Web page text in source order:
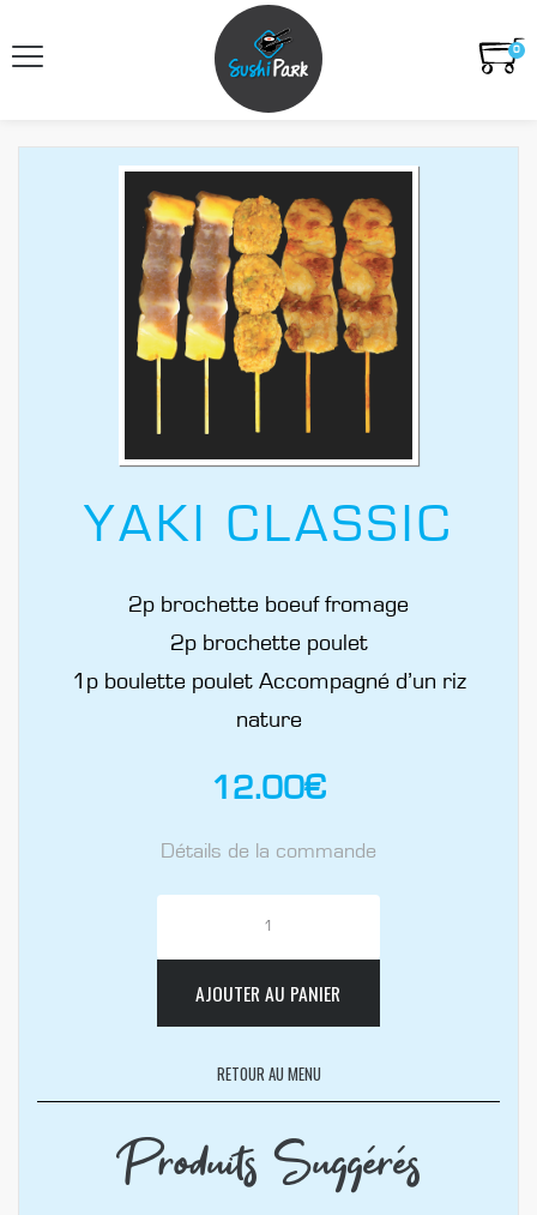
0
YAKI CLASSIC
2p brochette boeuf fromage
2p brochette poulet
1p boulette poulet Accompagné d’un riz
nature
12.00€
Détails de la commande
AJOUTER AU PANIER
RETOUR AU MENU
Produits Suggérés